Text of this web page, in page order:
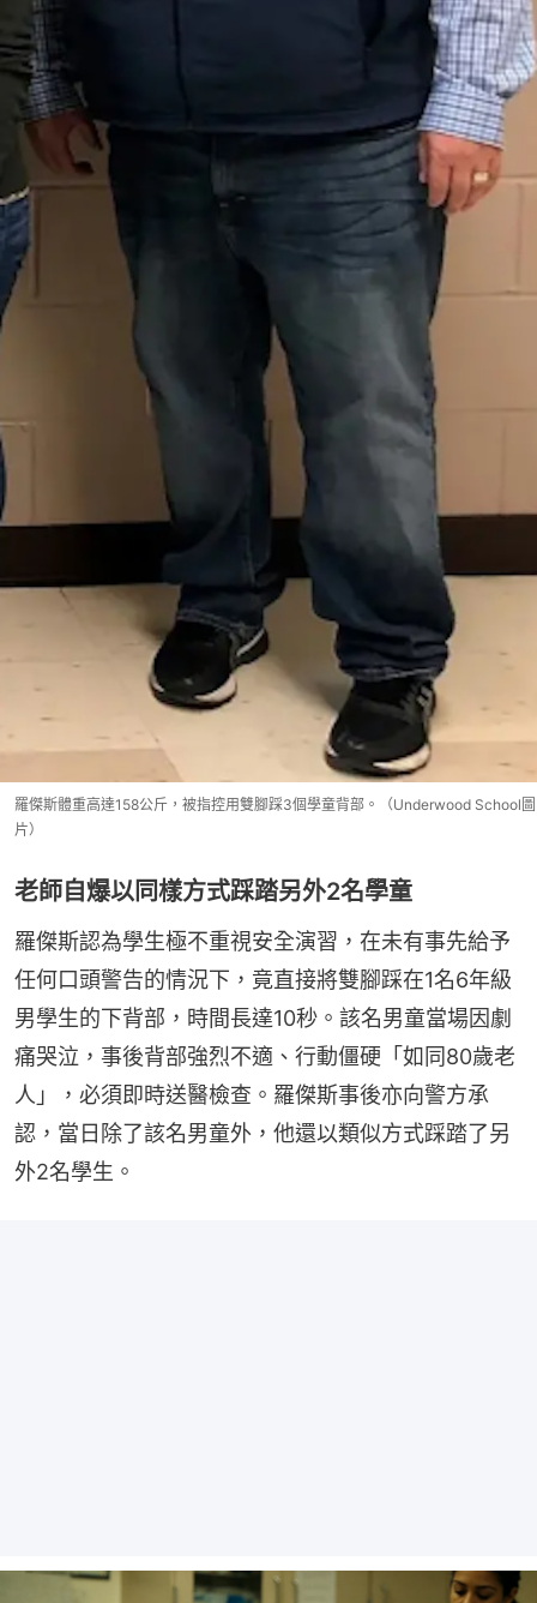
羅傑斯體重高達158公斤，被指控用雙腳踩3個學童背部。（Underwood School圖
片）
老師自爆以同樣方式踩踏另外2名學童
羅傑斯認為學生極不重視安全演習，在未有事先給予
任何口頭警告的情況下，竟直接將雙腳踩在1名6年級
男學生的下背部，時間長達10秒。該名男童當場因劇
痛哭泣，事後背部強烈不適、行動僵硬「如同80歲老
人」，必須即時送醫檢查。羅傑斯事後亦向警方承
認，當日除了該名男童外，他還以類似方式踩踏了另
外2名學生。